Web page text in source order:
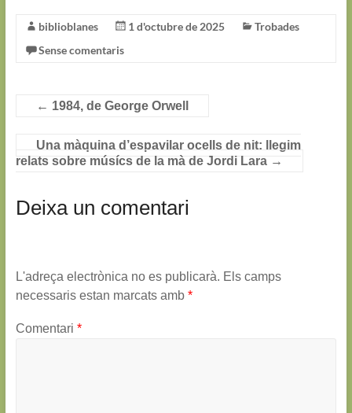
biblioblanes 1 d'octubre de 2025
Trobades
Sense comentaris
← 1984, de George Orwell
Una màquina d’espavilar ocells de nit: llegim
relats sobre músícs de la mà de Jordi Lara →
Deixa un comentari
L'adreça electrònica no es publicarà. Els camps
necessaris estan marcats amb *
Comentari *